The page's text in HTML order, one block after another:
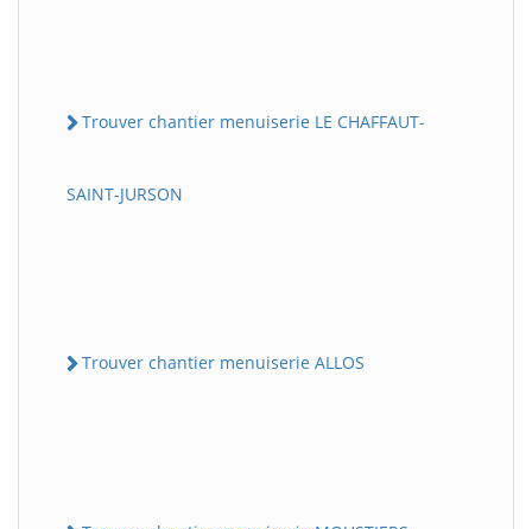
Trouver chantier menuiserie LE CHAFFAUT-
SAINT-JURSON
Trouver chantier menuiserie ALLOS